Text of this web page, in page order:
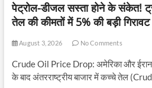
पेट्रोल-डीजल सस्ता होने के संकेत!
तेल की कीमतों में 5% की बड़ी गिरावट
August 3, 2026 No Comments
Crude Oil Price Drop: अमेरिका और
के बाद अंतरराष्ट्रीय बाजार में कच्चे तेल